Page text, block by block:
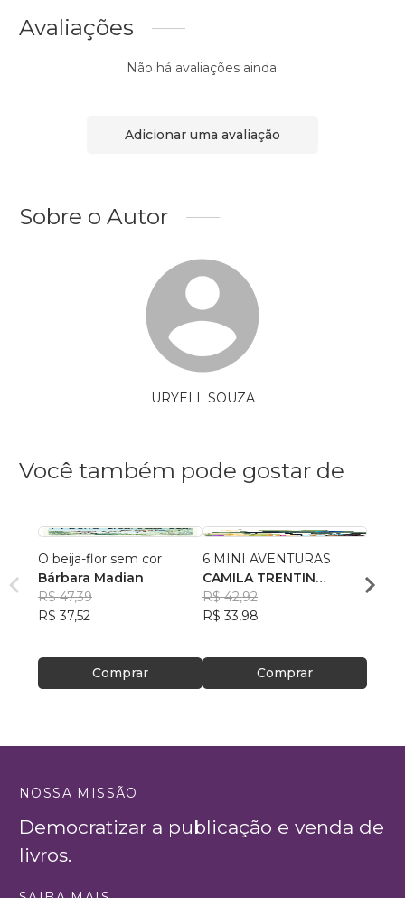
Avaliações
Não há avaliações ainda.
Adicionar uma avaliação
Sobre o Autor
URYELL SOUZA
Você também pode gostar de
O beija-flor sem cor
Bárbara Madian
R$ 47,39
R$ 37,52
Comprar
6 MINI AVENTURAS
CAMILA TRENTIN
ZANDONÁ
R$ 42,92
R$ 33,98
Comprar
LUIS
NOSSA MISSÃO
Democratizar a publicação e venda de
livros.